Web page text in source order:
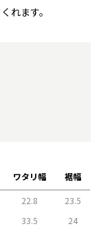
れます。
ワタリ幅 裾幅
22.8
23.5
33.5
24